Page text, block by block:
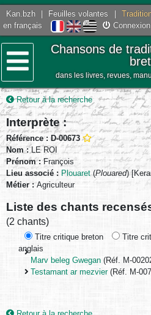
Kan.bzh Feuilles volantes
en français
Connexion
Menu
Chansons de
dans les livres, revues,
Retour à la recherche
Interprète :
Référence : D-00673
Nom :LE ROI
Prénom :François
Lieu associé : Plouaret (Plouared)
Métier : Agriculteur
Liste des chants
(2 chants)
Titre critique breton Titre
anglais
Marv beleg Gwegan (Réf. M-
Testamant ar mezvier(Réf. M-